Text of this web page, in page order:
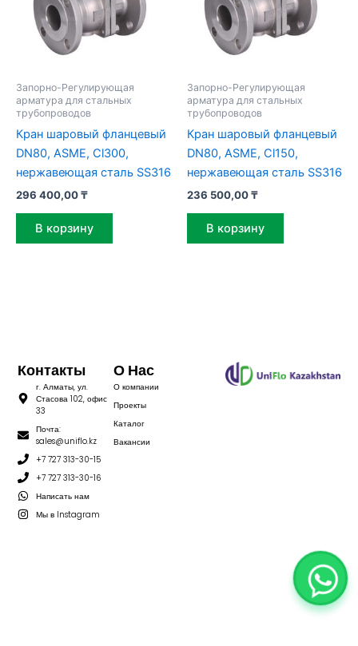
Запорно-Регулирующая
арматура для стальных
трубопроводов
Кран шаровый фланцевый
DN80, ASME, Cl300,
нержавеющая сталь SS316
296 400,00₸
В корзину
Запорно-Регулирующая
арматура для стальных
трубопроводов
Кран шаровый фланцевый
DN80, ASME, Cl150,
нержавеющая сталь SS316
236 500,00₸
В корзину
О Нас
О компании
Проекты
Каталог
Вакансии
Контакты
г. Алматы, ул.
Стасова 102, офис
33
Почта:
sales@uniflo.kz
+7 727 313-30-15
+7 727 313-30-16
Написать нам
Мы в Instagram